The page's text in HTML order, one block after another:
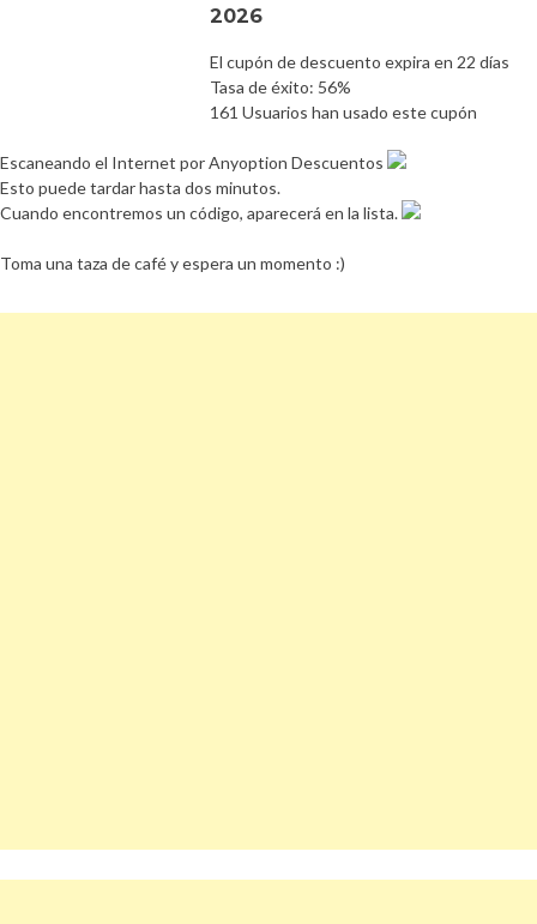
2026
El cupón de descuento expira en 22 días
Tasa de éxito: 56%
161 Usuarios han usado este cupón
Escaneando el Internet por Anyoption Descuentos
Esto puede tardar hasta dos minutos.
Cuando encontremos un código, aparecerá en la lista.
Toma una taza de café y espera un momento :)